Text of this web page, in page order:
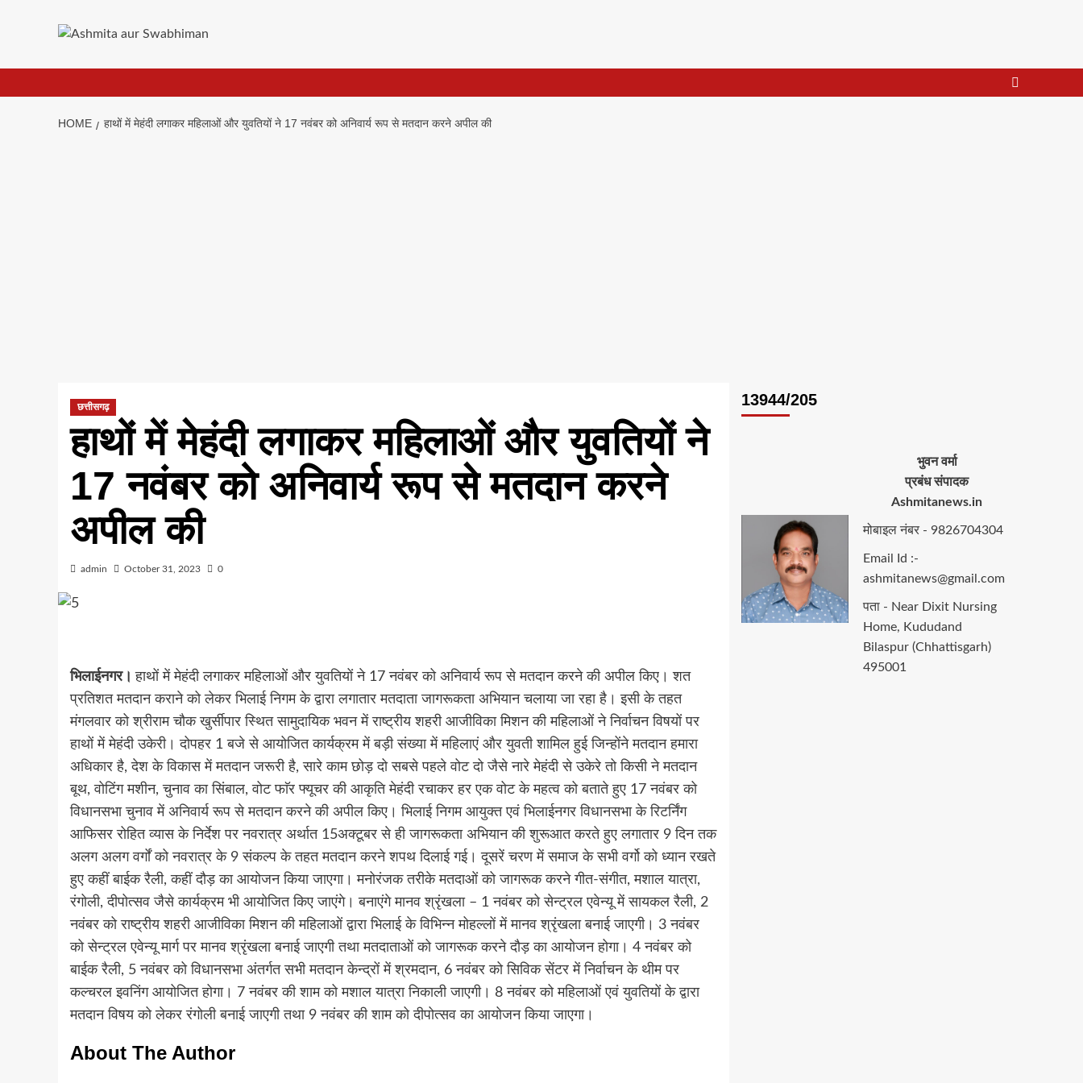
HOME हाथों में मेहंदी लगाकर महिलाओं और युवतियों ने 17 नवंबर को अनिवार्य रूप से मतदान करने अपील की
छत्तीसगढ़
हाथों में मेहंदी लगाकर महिलाओं और युवतियों ने
17 नवंबर को अनिवार्य रूप से मतदान करने
अपील की
admin October 31, 2023 0
भिलाईनगर।हाथों में मेहंदी लगाकर महिलाओं और युवतियों ने 17 नवंबर को अनिवार्य रूप से मतदान करने की अपील किए। शत
प्रतिशत मतदान कराने को लेकर भिलाई निगम के द्वारा लगातार मतदाता जागरूकता अभियान चलाया जा रहा है। इसी के तहत
मंगलवार को श्रीराम चौक खुर्सीपार स्थित सामुदायिक भवन में राष्ट्रीय शहरी आजीविका मिशन की महिलाओं ने निर्वाचन विषयों पर
हाथों में मेहंदी उकेरी। दोपहर 1 बजे से आयोजित कार्यक्रम में बड़ी संख्या में महिलाएं और युवती शामिल हुई जिन्होंने मतदान हमारा
अधिकार है, देश के विकास में मतदान जरूरी है, सारे काम छोड़ दो सबसे पहले वोट दो जैसे नारे मेहंदी से उकेरे तो किसी ने मतदान
बूथ, वोटिंग मशीन, चुनाव का सिंबाल, वोट फाॅर फ्यूचर की आकृति मेहंदी रचाकर हर एक वोट के महत्व को बताते हुए 17 नवंबर को
विधानसभा चुनाव में अनिवार्य रूप से मतदान करने की अपील किए। भिलाई निगम आयुक्त एवं भिलाईनगर विधानसभा के रिटर्निंग
आफिसर रोहित व्यास के निर्देश पर नवरात्र अर्थात 15अक्टूबर से ही जागरूकता अभियान की शुरूआत करते हुए लगातार 9 दिन तक
अलग अलग वर्गों को नवरात्र के 9 संकल्प के तहत मतदान करने शपथ दिलाई गई। दूसरें चरण में समाज के सभी वर्गो को ध्यान रखते
हुए कहीं बाईक रैली, कहीं दौड़ का आयोजन किया जाएगा। मनोरंजक तरीके मतदाओं को जागरूक करने गीत-संगीत, मशाल यात्रा,
रंगोली, दीपोत्सव जैसे कार्यक्रम भी आयोजित किए जाएंगे। बनाएंगे मानव श्रृंखला – 1 नवंबर को सेन्ट्रल एवेन्यू में सायकल रैली, 2
नवंबर को राष्ट्रीय शहरी आजीविका मिशन की महिलाओं द्वारा भिलाई के विभिन्न मोहल्लों में मानव श्रृंखला बनाई जाएगी। 3 नवंबर
को सेन्ट्रल एवेन्यू मार्ग पर मानव श्रृंखला बनाई जाएगी तथा मतदाताओं को जागरूक करने दौड़ का आयोजन होगा। 4 नवंबर को
बाईक रैली, 5 नवंबर को विधानसभा अंतर्गत सभी मतदान केन्द्रों में श्रमदान, 6 नवंबर को सिविक सेंटर में निर्वाचन के थीम पर
कल्चरल इवनिंग आयोजित होगा। 7 नवंबर की शाम को मशाल यात्रा निकाली जाएगी। 8 नवंबर को महिलाओं एवं युवतियों के द्वारा
मतदान विषय को लेकर रंगोली बनाई जाएगी तथा 9 नवंबर की शाम को दीपोत्सव का आयोजन किया जाएगा।
About The Author
13944/205
भुवन वर्मा
प्रबंध संपादक
Ashmitanews.in
मोबाइल नंबर - 9826704304
Email Id :-
ashmitanews@gmail.com
पता - Near Dixit Nursing
Home, Kududand
Bilaspur (Chhattisgarh)
495001